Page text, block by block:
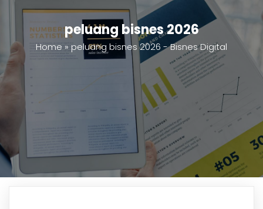
peluang bisnes 2026
Home » peluang bisnes 2026 - Bisnes Digital